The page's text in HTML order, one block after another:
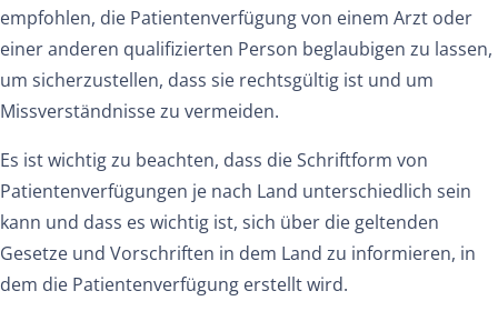
empfohlen, die Patientenverfügung von einem Arzt oder
einer anderen qualifizierten Person beglaubigen zu lassen,
um sicherzustellen, dass sie rechtsgültig ist und um
Missverständnisse zu vermeiden.
Es ist wichtig zu beachten, dass die Schriftform von
Patientenverfügungen je nach Land unterschiedlich sein
kann und dass es wichtig ist, sich über die geltenden
Gesetze und Vorschriften in dem Land zu informieren, in
dem die Patientenverfügung erstellt wird.